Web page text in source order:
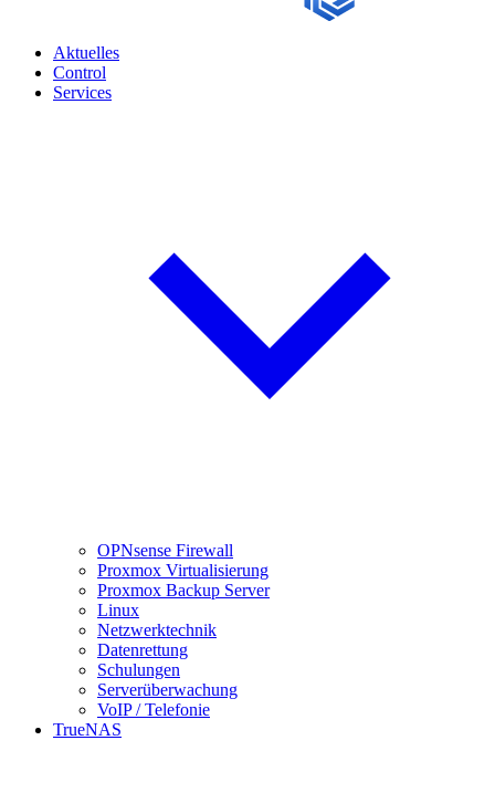
Aktuelles
Control
Services
OPNsense Firewall
Proxmox Virtualisierung
Proxmox Backup Server
Linux
Netzwerktechnik
Datenrettung
Schulungen
Serverüberwachung
VoIP / Telefonie
TrueNAS